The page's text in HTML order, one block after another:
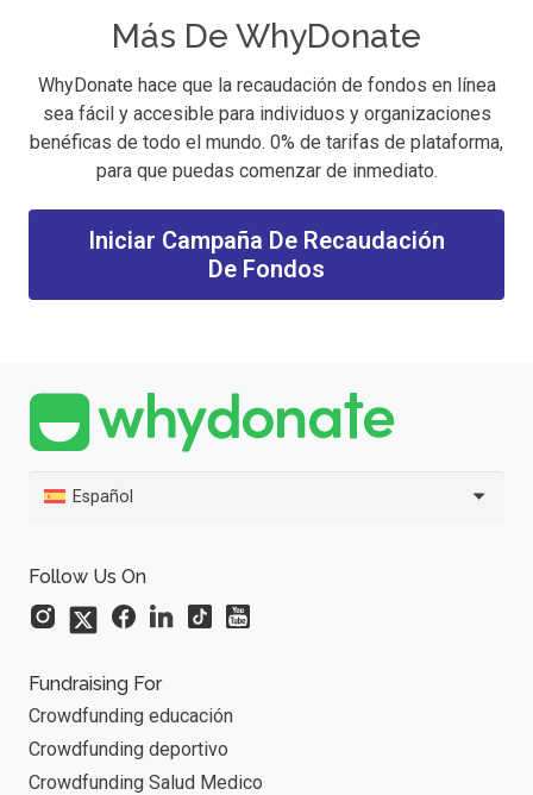
Más De WhyDonate
WhyDonate hace que la recaudación de fondos en línea
sea fácil y accesible para individuos y organizaciones
benéficas de todo el mundo. 0% de tarifas de plataforma,
para que puedas comenzar de inmediato.
Iniciar Campaña De Recaudación
De Fondos
Español
Follow Us On
Fundraising For
Crowdfunding educación
Crowdfunding deportivo
Crowdfunding Salud Medico